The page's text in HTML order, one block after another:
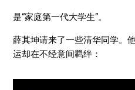
是“家庭第一代大学生”。
薛其坤请来了一些清华同学。
运却在不经意间羁绊：